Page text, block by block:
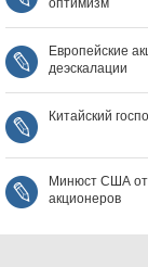
Европейские
деэскалации
Китайский
Минюст США
акционеров